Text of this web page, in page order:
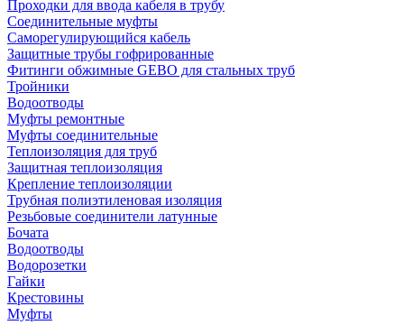
Проходки для ввода кабеля в трубу
Соединительные муфты
Саморегулирующийся кабель
Защитные трубы гофрированные
Фитинги обжимные GEBO для стальных труб
Тройники
Водоотводы
Муфты ремонтные
Муфты соединительные
Теплоизоляция для труб
Защитная теплоизоляция
Крепление теплоизоляции
Трубная полиэтиленовая изоляция
Резьбовые соединители латунные
Бочата
Водоотводы
Водорозетки
Гайки
Крестовины
Муфты